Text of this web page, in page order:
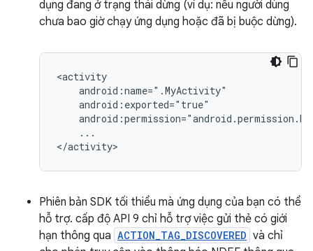
dụng đang ở trạng thái dừng (ví dụ: nếu người dùng
chưa bao giờ chạy ứng dụng hoặc đã bị buộc dừng).
...
</activity>
Phiên bản SDK tối thiểu mà ứng dụng của bạn có thể
hỗ trợ. cấp độ API 9 chỉ hỗ trợ việc gửi thẻ có giới
hạn thông qua ACTION_TAG_DISCOVERED và chỉ